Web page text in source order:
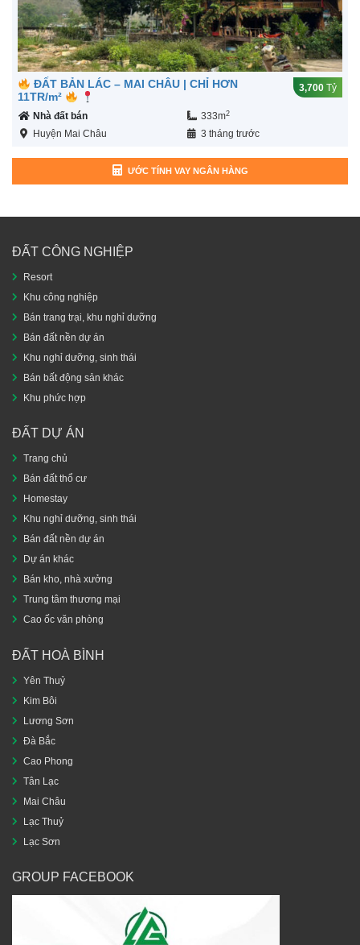
ĐẤT BẢN LÁC – MAI CHÂU | CHỈ HƠN
11TR/m²
3,700 Tỷ
Nhà đất bán 333m2
Huyện Mai Châu 3 tháng trước
ƯỚC TÍNH VAY NGÂN HÀNG
ĐẤT CÔNG NGHIỆP
Resort
Khu công nghiệp
Bán trang trại, khu nghỉ dưỡng
Bán đất nền dự án
Khu nghỉ dưỡng, sinh thái
Bán bất động sản khác
Khu phức hợp
ĐẤT DỰ ÁN
Trang chủ
Bán đất thổ cư
Homestay
Khu nghỉ dưỡng, sinh thái
Bán đất nền dự án
Dự án khác
Bán kho, nhà xưởng
Trung tâm thương mại
Cao ốc văn phòng
ĐẤT HOÀ BÌNH
Yên Thuỷ
Kim Bôi
Lương Sơn
Đà Bắc
Cao Phong
Tân Lạc
Mai Châu
Lạc Thuỷ
Lạc Sơn
GROUP FACEBOOK